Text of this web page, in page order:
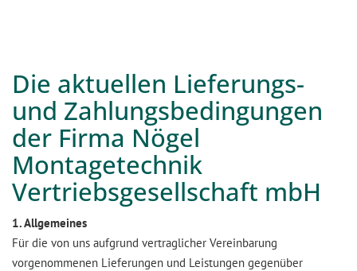
Die aktuellen Lieferungs-
und Zahlungsbedingungen
der Firma Nögel
Montagetechnik
Vertriebsgesellschaft mbH
1. Allgemeines
Für die von uns aufgrund vertraglicher Vereinbarung
vorgenommenen Lieferungen und Leistungen gegenüber